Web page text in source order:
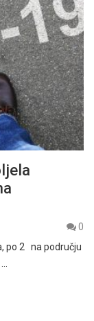
0
po 2 na području